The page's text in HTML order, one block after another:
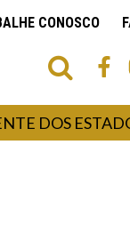
CONOSCO
ESTADOS